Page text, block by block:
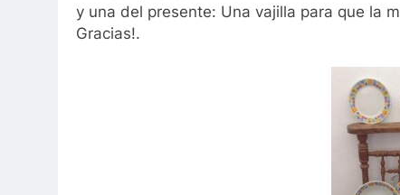
y una del presente: Una vajilla para que la
Gracias!.